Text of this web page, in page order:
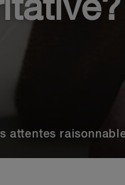
attentes